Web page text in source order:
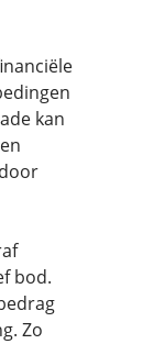
kan
bod.
Zo